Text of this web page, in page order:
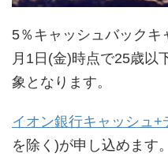
5％キャッシュバック
月1日(金)時点で25歳以
象となります。
イオン銀行キャッシュ+
を除く)が申し込めます。